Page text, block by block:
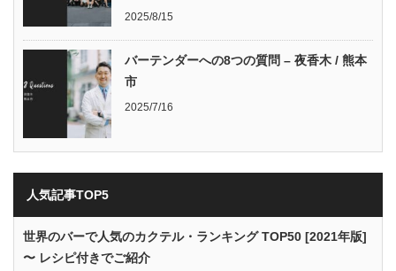
2025/8/15
バーテンダーへの8つの質問 – 夜香木 / 熊本
市
2025/7/16
人気記事TOP5
世界のバーで人気のカクテル・ランキング TOP50 [2021年版]
〜 レシピ付きでご紹介